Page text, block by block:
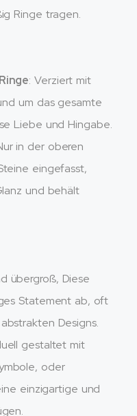
Ringe tragen.
: Verziert mit
um das gesamte
Liebe und Hingabe.
in der oberen
​​eingefasst,
und behält
übergroß, Diese
Statement ab, oft
Designs.
gestaltet mit
oder
einzigartige und